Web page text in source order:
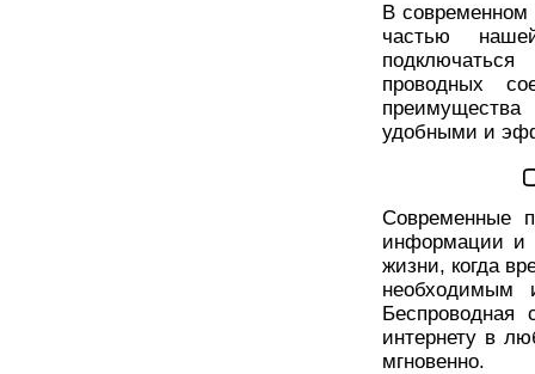
В современном
частью
проводных
удобными и
Современные
информации и
жизни, когда
необходимым
Беспроводная
интернету в
мгновенно.